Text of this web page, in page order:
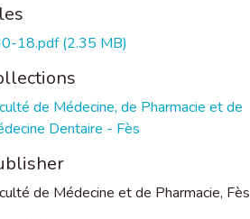
18.pdf(2.35 MB)
de Médecine, de Pharmacie et de
Dentaire - Fès
de Médecine et de Pharmacie, Fès